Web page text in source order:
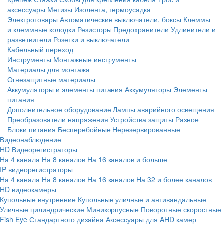
аксессуары Метизы Изолента, термоусадка
Электротовары Автоматические выключатели, боксы Клеммы
и клеммные колодки Резисторы Предохранители Удлинители и
разветвители Розетки и выключатели
Кабельный переход
Инструменты Монтажные инструменты
Материалы для монтажа
Огнезащитные материалы
Аккумуляторы и элементы питания Аккумуляторы Элементы
питания
Дополнительное оборудование Лампы аварийного освещения
Преобразователи напряжения Устройства защиты Разное
Блоки питания Бесперебойные Нерезервированные
Видеонаблюдение
HD Видеорегистраторы
На 4 канала На 8 каналов На 16 каналов и больше
IP видеорегистраторы
На 4 канала На 8 каналов На 16 каналов На 32 и более каналов
HD видеокамеры
Купольные внутренние Купольные уличные и антивандальные
Уличные цилиндрические Миникорпусные Поворотные скоростные
Fish Eye Стандартного дизайна Аксессуары для AHD камер